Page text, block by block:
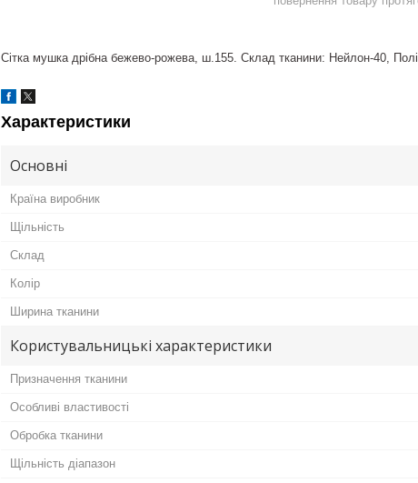
Сітка мушка дрібна бежево-рожева, ш.155. Склад тканини: Нейлон-40,
Характеристики
Основні
Країна виробник
Щільність
Склад
Колір
Ширина тканини
Користувальницькі характеристики
Призначення тканини
Особливі властивості
Обробка тканини
Щільність діапазон